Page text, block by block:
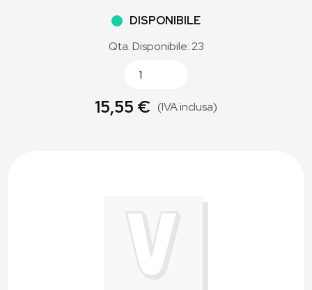
DISPONIBILE
Qta. Disponibile: 23
15,55 € (IVA inclusa)